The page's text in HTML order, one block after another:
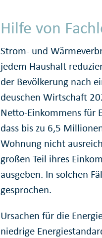
Hilfe von
Strom- und
jedem Haushalt
der Bevölkerung nach
deuschen Wirtschaft
Netto-Einkommens für
dass bis zu 6,5
Wohnung nicht
großen Teil ihres
ausgeben. In solchen
gesprochen.
Ursachen für die
niedrige